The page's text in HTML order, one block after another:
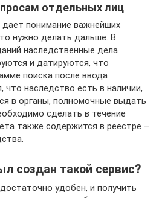
отдельных лиц
дает понимание важнейших
нужно делать дальше. В
наследственные дела
и датируются, что
поиска после ввода
что наследство есть в наличии,
в органы, полномочные выдать
сделать в течение
также содержится в реестре –
создан такой сервис?
удобен, и получить